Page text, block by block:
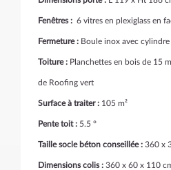
Fenêtres : 6 vitres en plexiglass en
Fermeture : Boule inox avec cylindre
Toiture : Planchettes en bois de 15
de Roofing vert
Surface à traiter : 105 m²
Pente toit : 5.5 °
Taille socle béton conseillée : 360 x
Dimensions colis : 360 x 60 x 110